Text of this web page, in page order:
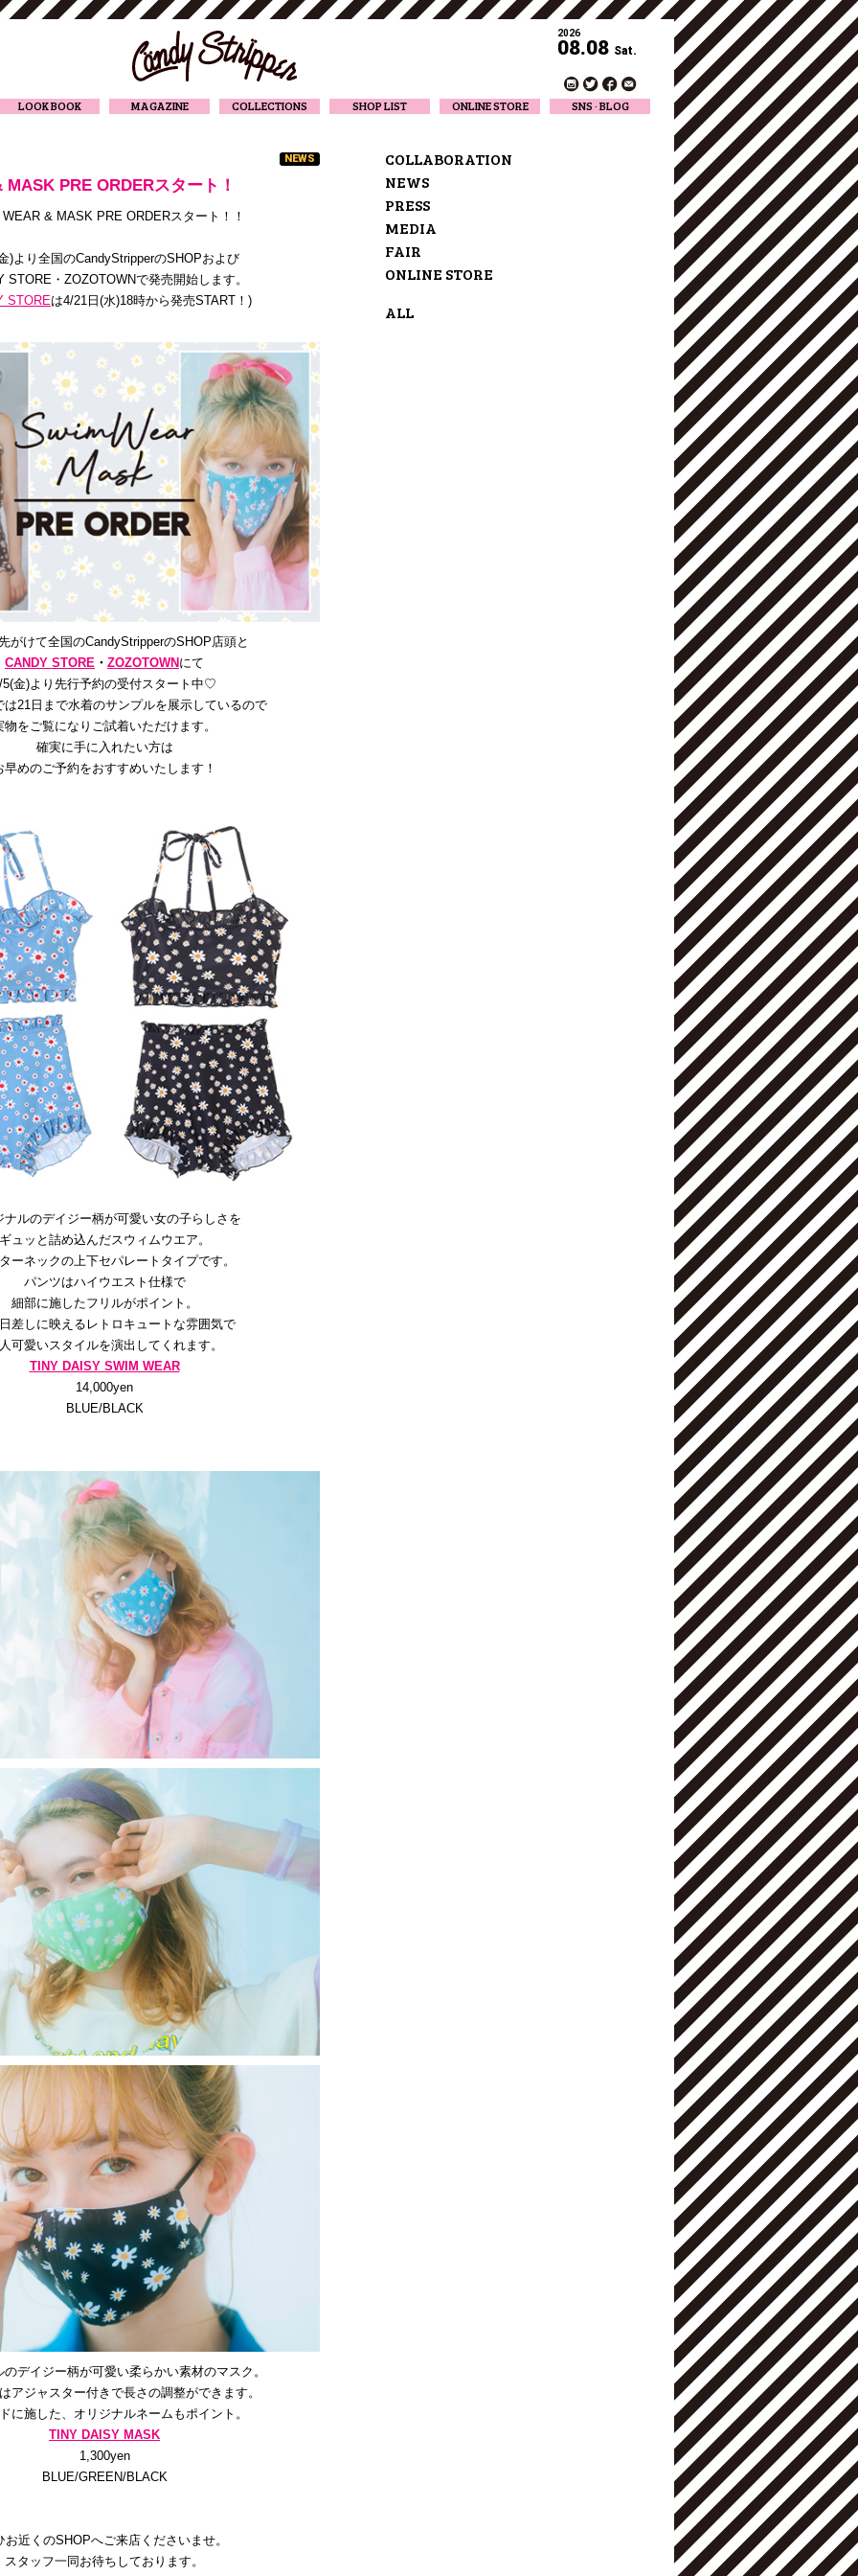
2026
08.08 Sat.
LOOK BOOK MAGAZINE COLLECTIONS SHOP LIST ONLINE STORE SNS · BLOG
NEWS
PRE ORDERスタート！
& MASK PRE ORDERスタート！！
)より全国のCandyStripperのSHOPおよび
STORE・ZOZOTOWNで発売開始します。
STOREは4/21日(水)18時から発売START！ )
がけて全国のCandyStripperのSHOP店頭と
CANDY STORE ・ ZOZOTOWNにて
5(金)より先行予約の受付スタート中♡
は21日まで水着のサンプルを展示しているので
物をご覧になりご試着いただけます。
確実に手に入れたい方は
早めのご予約をおすすめいたします！
ナルのデイジー柄が可愛い女の子らしさを
ュッと詰め込んだスウィムウエア。
ーネックの上下セパレートタイプです。
パンツはハイウエスト仕様で
細部に施したフリルがポイント。
差しに映えるレトロキュートな雰囲気で
可愛いスタイルを演出してくれます。
TINY DAISY SWIM WEAR
14,000yen
BLUE/BLACK
デイジー柄が可愛い柔らかい素材のマスク。
アジャスター付きで長さの調整ができます。
に施した、オリジナルネームもポイント。
TINY DAISY MASK
1,300yen
BLUE/GREEN/BLACK
お近くのSHOPへご来店くださいませ。
スタッフ一同お待ちしております。
COLLABORATION
NEWS
PRESS
MEDIA
FAIR
ONLINE STORE
ALL